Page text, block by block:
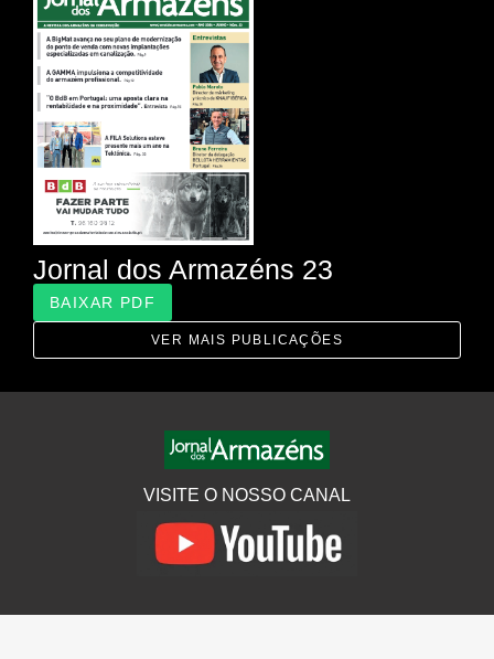
Jornal dos Armazéns 23
BAIXAR PDF
VER MAIS PUBLICAÇÕES
VISITE O NOSSO CANAL